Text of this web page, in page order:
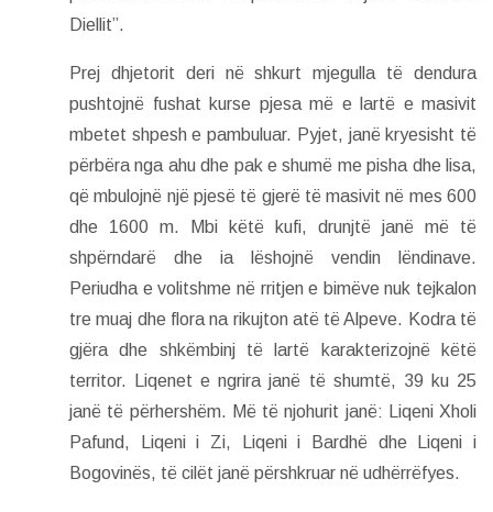
Diellit”.
Prej dhjetorit deri në shkurt mjegulla të dendura
pushtojnë fushat kurse pjesa më e lartë e masivit
mbetet shpesh e pambuluar. Pyjet, janë kryesisht të
përbëra nga ahu dhe pak e shumë me pisha dhe lisa,
që mbulojnë një pjesë të gjerë të masivit në mes 600
dhe 1600 m. Mbi këtë kufi, drunjtë janë më të
shpërndarë dhe ia lëshojnë vendin lëndinave.
Periudha e volitshme në rritjen e bimëve nuk tejkalon
tre muaj dhe flora na rikujton atë të Alpeve. Kodra të
gjëra dhe shkëmbinj të lartë karakterizojnë këtë
territor. Liqenet e ngrira janë të shumtë, 39 ku 25
janë të përhershëm. Më të njohurit janë: Liqeni Xholi
Pafund, Liqeni i Zi, Liqeni i Bardhë dhe Liqeni i
Bogovinës, të cilët janë përshkruar në udhërrëfyes.